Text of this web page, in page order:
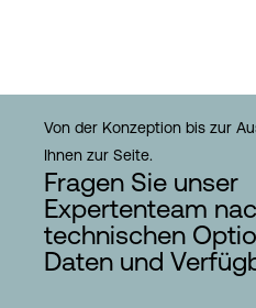
Von der Konzeption bis zur
Ihnen zur Seite.
Fragen Sie unser
Expertenteam
technischen
Daten und